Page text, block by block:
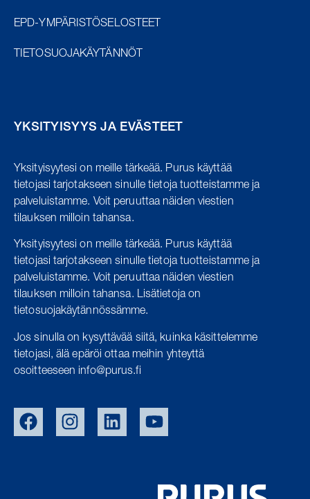
EPD-YMPÄRISTÖSELOSTEET
TIETOSUOJAKÄYTÄNNÖT
YKSITYISYYS JA EVÄSTEET
Yksityisyytesi on meille tärkeää. Purus käyttää
tietojasi tarjotakseen sinulle tietoja tuotteistamme ja
palveluistamme. Voit peruuttaa näiden viestien
tilauksen milloin tahansa.
Yksityisyytesi on meille tärkeää. Purus käyttää
tietojasi tarjotakseen sinulle tietoja tuotteistamme ja
palveluistamme. Voit peruuttaa näiden viestien
tilauksen milloin tahansa. Lisätietoja on
tietosuojakäytännössämme.
Jos sinulla on kysyttävää siitä, kuinka käsittelemme
tietojasi, älä epäröi ottaa meihin yhteyttä
osoitteeseen info@purus.fi